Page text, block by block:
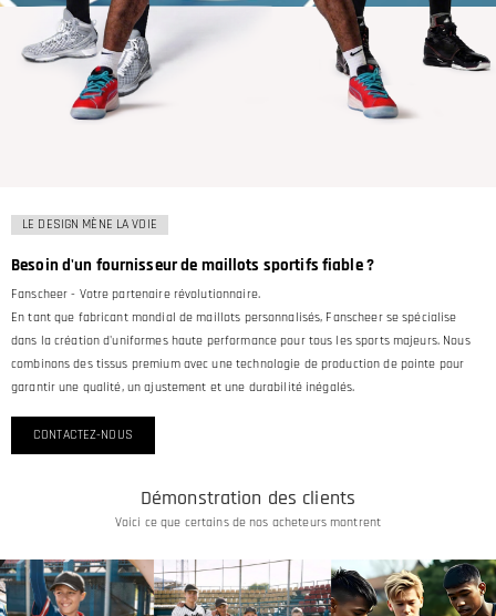
LE DESIGN MÈNE LA VOIE
Besoin d'un fournisseur de maillots sportifs fiable ?
Fanscheer - Votre partenaire révolutionnaire.
En tant que fabricant mondial de maillots personnalisés, Fanscheer se spécialise
dans la création d'uniformes haute performance pour tous les sports majeurs. Nous
combinons des tissus premium avec une technologie de production de pointe pour
garantir une qualité, un ajustement et une durabilité inégalés.
CONTACTEZ-NOUS
Démonstration des clients
Voici ce que certains de nos acheteurs montrent